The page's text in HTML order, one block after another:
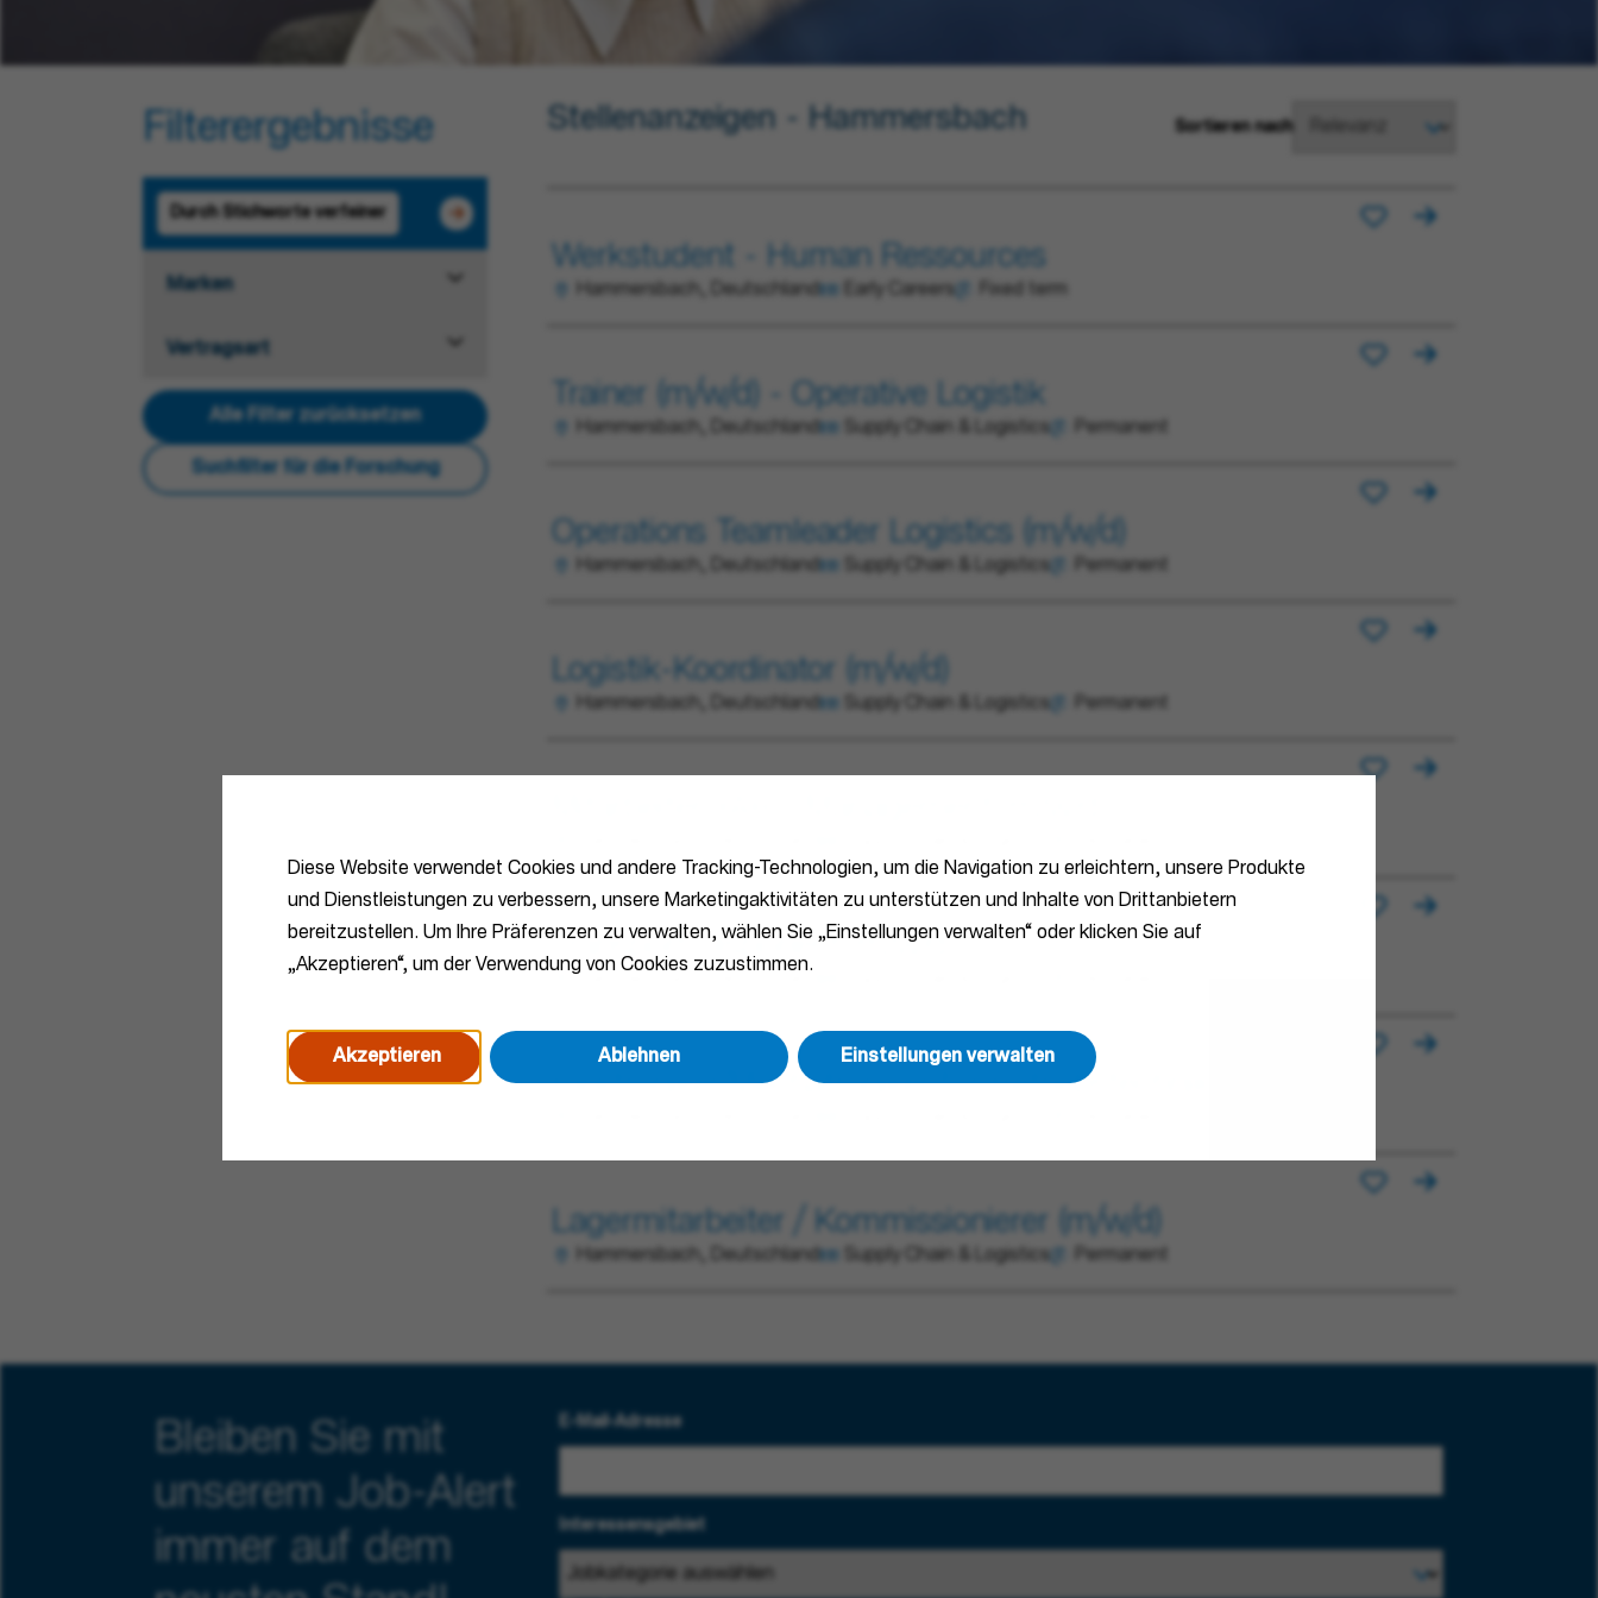
Diese Website verwendet Cookies und andere Tracking-Technologien, um die Navigation zu erleichtern, unsere Produkte
und Dienstleistungen zu verbessern, unsere Marketingaktivitäten zu unterstützen und Inhalte von Drittanbietern
bereitzustellen. Um Ihre Präferenzen zu verwalten, wählen Sie „Einstellungen verwalten“ oder klicken Sie auf
„Akzeptieren“, um der Verwendung von Cookies zuzustimmen.
Akzeptieren Ablehnen Einstellungen verwalten
Filterergebnisse
Marken
Vertragsart
Alle Filter zurücksetzen
Suchfilter für die Forschung
Sortieren nach
Stellenanzeigen - Hammersbach
Werkstudent - Human Ressources
Hammersbach, Deutschland Early Careers Fixed term
Trainer (m/w/d) - Operative Logistik
Hammersbach, Deutschland Supply Chain & Logistics Permanent
Operations Teamleader Logistics (m/w/d)
Hammersbach, Deutschland Supply Chain & Logistics Permanent
Logistik-Koordinator (m/w/d)
Hammersbach, Deutschland Supply Chain & Logistics Permanent
Transport Disponent (m/w/d)
Hammersbach, Deutschland
Elektroniker/Mechatroniker für Betriebstechnik (m/w/d)
Lagermitarbeiter / Kommissionierer (m/w/d)
Hammersbach, Deutschland Supply Chain & Logistics Permanent
Bleiben Sie mit
unserem Job-Alert
immer auf dem
E-Mail-Adresse
Interessensgebiet